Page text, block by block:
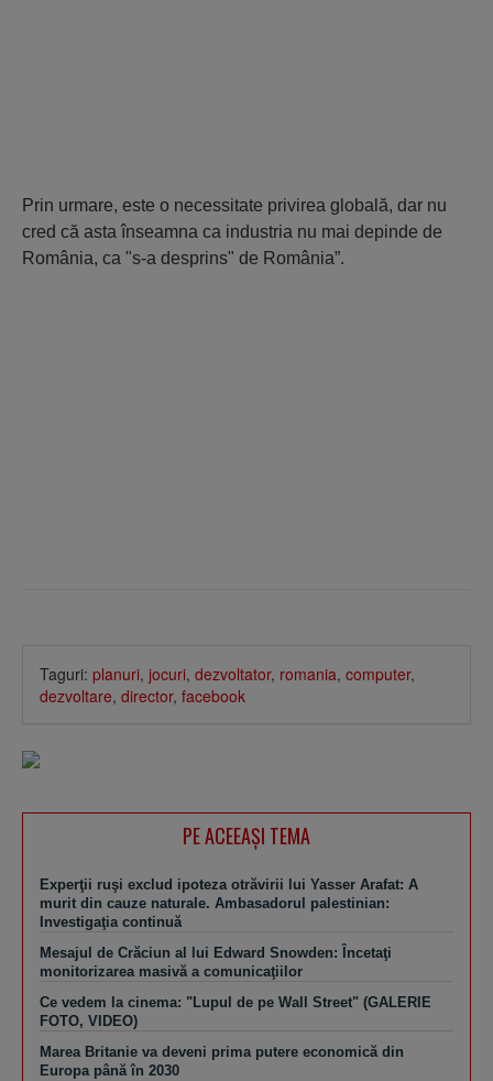
Prin urmare, este o necessitate privirea globală, dar nu
cred că asta înseamna ca industria nu mai depinde de
România, ca "s-a desprins" de România”.
Taguri: planuri, jocuri, dezvoltator, romania, computer,
dezvoltare, director, facebook
PE ACEEAŞI TEMA
Experţii ruşi exclud ipoteza otrăvirii lui Yasser Arafat: A
murit din cauze naturale. Ambasadorul palestinian:
Investigaţia continuă
Mesajul de Crăciun al lui Edward Snowden: Încetaţi
monitorizarea masivă a comunicaţiilor
Ce vedem la cinema: "Lupul de pe Wall Street" (GALERIE
FOTO, VIDEO)
Marea Britanie va deveni prima putere economică din
Europa până în 2030